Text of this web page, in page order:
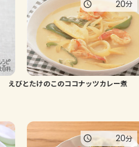
えびとたけのこのココナッツカレー煮
20分
20分